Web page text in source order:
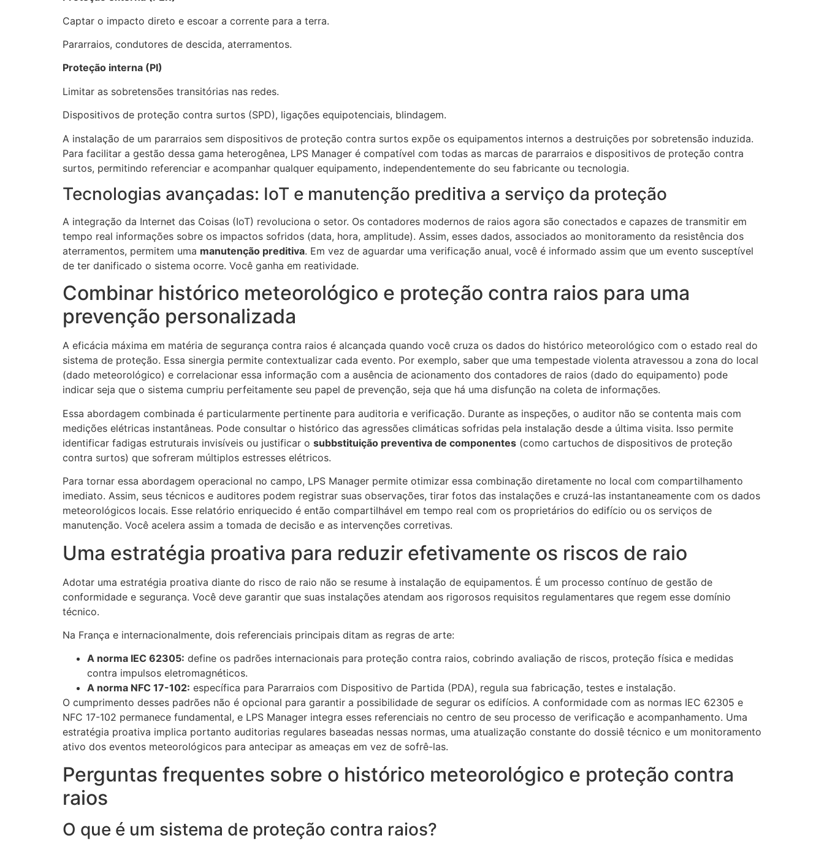
Captar o impacto direto e escoar a corrente para a terra.
Pararraios, condutores de descida, aterramentos.
Proteção interna (PI)
Limitar as sobretensões transitórias nas redes.
Dispositivos de proteção contra surtos (SPD), ligações equipotenciais, blindagem.
A instalação de um pararraios sem dispositivos de proteção contra surtos expõe os equipamentos internos a destruições por sobretensão induzida.
Para facilitar a gestão dessa gama heterogênea, LPS Manager é compatível com todas as marcas de pararraios e dispositivos de proteção contra
surtos, permitindo referenciar e acompanhar qualquer equipamento, independentemente do seu fabricante ou tecnologia.
Tecnologias avançadas: IoT e manutenção preditiva a serviço da proteção
A integração da Internet das Coisas (IoT) revoluciona o setor. Os contadores modernos de raios agora são conectados e capazes de transmitir em
tempo real informações sobre os impactos sofridos (data, hora, amplitude). Assim, esses dados, associados ao monitoramento da resistência dos
aterramentos, permitem uma manutenção preditiva. Em vez de aguardar uma verificação anual, você é informado assim que um evento susceptível
de ter danificado o sistema ocorre. Você ganha em reatividade.
Combinar histórico meteorológico e proteção contra raios para uma
prevenção personalizada
A eficácia máxima em matéria de segurança contra raios é alcançada quando você cruza os dados do histórico meteorológico com o estado real do
sistema de proteção. Essa sinergia permite contextualizar cada evento. Por exemplo, saber que uma tempestade violenta atravessou a zona do local
(dado meteorológico) e correlacionar essa informação com a ausência de acionamento dos contadores de raios (dado do equipamento) pode
indicar seja que o sistema cumpriu perfeitamente seu papel de prevenção, seja que há uma disfunção na coleta de informações.
Essa abordagem combinada é particularmente pertinente para auditoria e verificação. Durante as inspeções, o auditor não se contenta mais com
medições elétricas instantâneas. Pode consultar o histórico das agressões climáticas sofridas pela instalação desde a última visita. Isso permite
identificar fadigas estruturais invisíveis ou justificar o subbstituição preventiva de componentes (como cartuchos de dispositivos de proteção
contra surtos) que sofreram múltiplos estresses elétricos.
Para tornar essa abordagem operacional no campo, LPS Manager permite otimizar essa combinação diretamente no local com compartilhamento
imediato. Assim, seus técnicos e auditores podem registrar suas observações, tirar fotos das instalações e cruzá-las instantaneamente com os dados
meteorológicos locais. Esse relatório enriquecido é então compartilhável em tempo real com os proprietários do edifício ou os serviços de
manutenção. Você acelera assim a tomada de decisão e as intervenções corretivas.
Uma estratégia proativa para reduzir efetivamente os riscos de raio
Adotar uma estratégia proativa diante do risco de raio não se resume à instalação de equipamentos. É um processo contínuo de gestão de
conformidade e segurança. Você deve garantir que suas instalações atendam aos rigorosos requisitos regulamentares que regem esse domínio
técnico.
Na França e internacionalmente, dois referenciais principais ditam as regras de arte:
A norma IEC 62305: define os padrões internacionais para proteção contra raios, cobrindo avaliação de riscos, proteção física e medidas
contra impulsos eletromagnéticos.
A norma NFC 17-102: específica para Pararraios com Dispositivo de Partida (PDA), regula sua fabricação, testes e instalação.
O cumprimento desses padrões não é opcional para garantir a possibilidade de segurar os edifícios. A conformidade com as normas IEC 62305 e
NFC 17-102 permanece fundamental, e LPS Manager integra esses referenciais no centro de seu processo de verificação e acompanhamento. Uma
estratégia proativa implica portanto auditorias regulares baseadas nessas normas, uma atualização constante do dossiê técnico e um monitoramento
ativo dos eventos meteorológicos para antecipar as ameaças em vez de sofrê-las.
Perguntas frequentes sobre o histórico meteorológico e proteção contra
raios
O que é um sistema de proteção contra raios?